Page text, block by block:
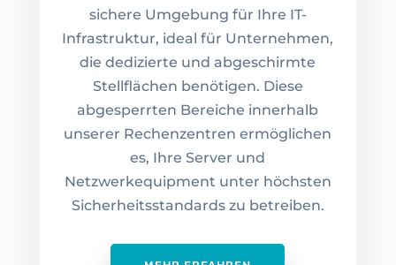
sichere Umgebung für Ihre IT-
Infrastruktur, ideal für Unternehmen,
die dedizierte und abgeschirmte
Stellflächen benötigen. Diese
abgesperrten Bereiche innerhalb
unserer Rechenzentren ermöglichen
es, Ihre Server und
Netzwerkequipment unter höchsten
Sicherheitsstandards zu betreiben.